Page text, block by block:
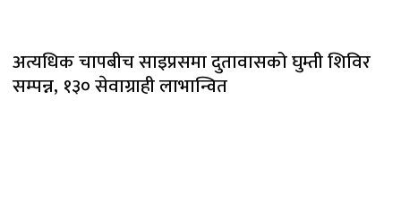
अत्यधिक चापबीच साइप्रसमा दुतावासको घुम्ती शिविर
सम्पन्न, १३० सेवाग्राही लाभान्वित